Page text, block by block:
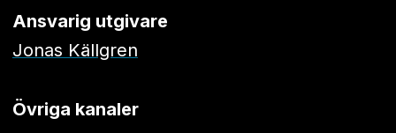
Ansvarig utgivare
Jonas Källgren
Övriga kanaler